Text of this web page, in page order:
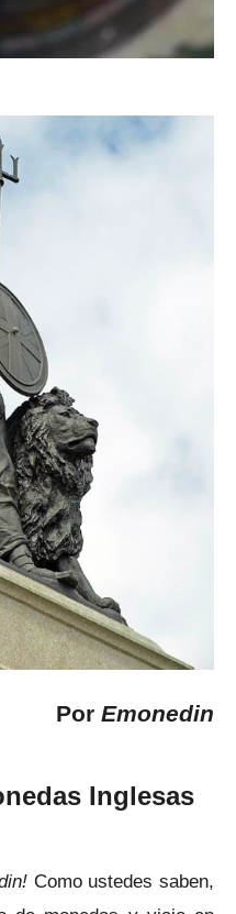
Por Emonedin
Inglesas
Como ustedes saben,